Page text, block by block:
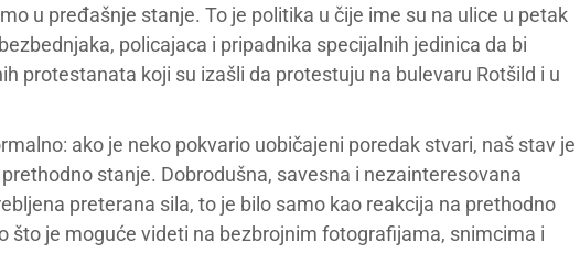
u pređašnje stanje. To je politika u čije ime su na ulice u petak
policajaca i pripadnika specijalnih jedinica da bi
protestanata koji su izašli da protestuju na bulevaru Rotšild i u
ako je neko pokvario uobičajeni poredak stvari, naš stav je
stanje. Dobrodušna, savesna i nezainteresovana
preterana sila, to je bilo samo kao reakcija na prethodno
što je moguće videti na bezbrojnim fotografijama, snimcima i